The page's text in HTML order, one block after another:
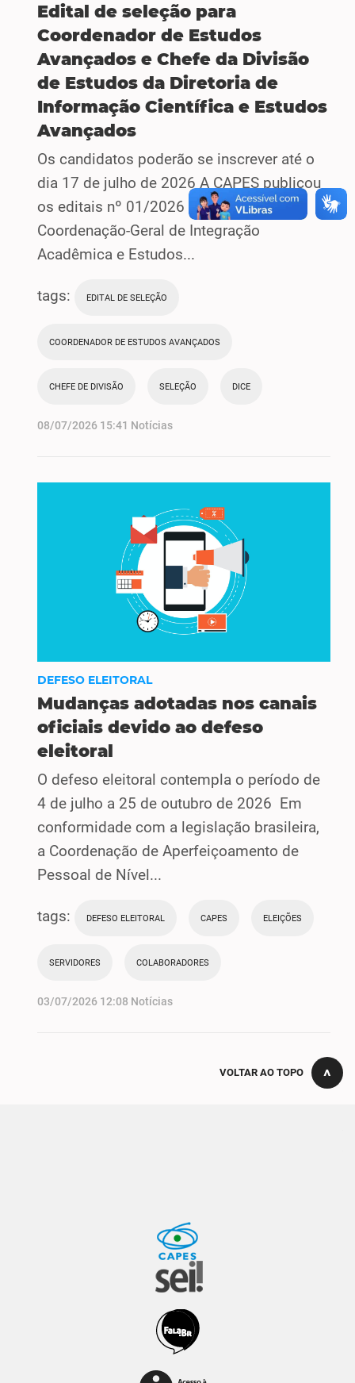
Edital de seleção para
Coordenador de Estudos
Avançados e Chefe da Divisão
de Estudos da Diretoria de
Informação Científica e Estudos
Avançados
Os candidatos poderão se inscrever até o
dia 17 de julho de 2026 A CAPES publicou
os editais nº 01/2026 e nº 02/2026⁠, da
Coordenação-Geral de Integração
Acadêmica e Estudos...
tags: EDITAL DE SELEÇÃO
COORDENADOR DE ESTUDOS AVANÇADOS
CHEFE DE DIVISÃO SELEÇÃO DICE
08/07/2026 15:41 Notícias
DEFESO ELEITORAL
Mudanças adotadas nos canais
oficiais devido ao defeso
eleitoral
O defeso eleitoral contempla o período de
4 de julho a 25 de outubro de 2026 Em
conformidade com a legislação brasileira,
a Coordenação de Aperfeiçoamento de
Pessoal de Nível...
tags: DEFESO ELEITORAL CAPES ELEIÇÕES
SERVIDORES COLABORADORES
03/07/2026 12:08 Notícias
VOLTAR AO TOPO